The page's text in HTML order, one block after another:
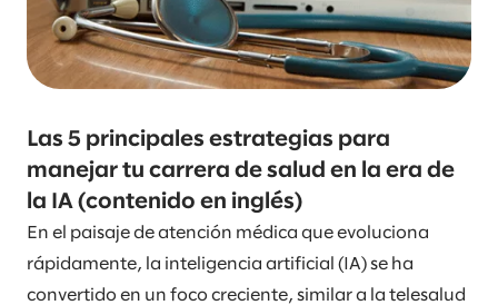
Las 5 principales estrategias para
manejar tu carrera de salud en la era de
la IA (contenido en inglés)
En el paisaje de atención médica que evoluciona
rápidamente, la inteligencia artificial (IA) se ha
convertido en un foco creciente, similar a la telesalud